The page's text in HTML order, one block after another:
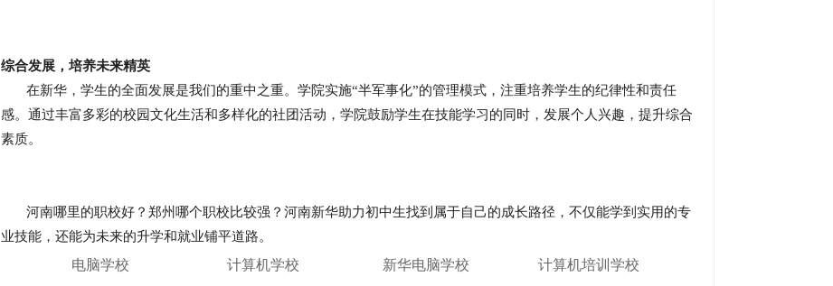
综合发展，培养未来精英
在新华，学生的全面发展是我们的重中之重。学院实施“半军事化”的管理模式，注重培养学生的纪律性和责任
感。通过丰富多彩的校园文化生活和多样化的社团活动，学院鼓励学生在技能学习的同时，发展个人兴趣，提升综合
素质。
河南哪里的职校好？郑州哪个职校比较强？河南新华助力初中生找到属于自己的成长路径，不仅能学到实用的专
业技能，还能为未来的升学和就业铺平道路。
电脑学校 计算机学校 新华电脑学校 计算机培训学校